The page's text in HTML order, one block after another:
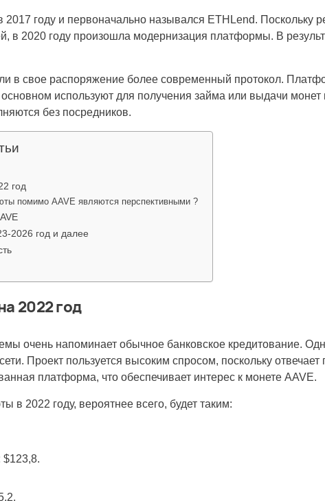
году и первоначально назывался ETHLend. Поскольку
в 2020 году произошла модернизация платформы. В
в свое распоряжение более современный протокол.
используют для получения займа или выдачи монет
без посредников.
год
помимо AAVE являются перспективными ?
2026 год и далее
2022 год
очень напоминает обычное банковское кредитование.
Проект пользуется высоким спросом, поскольку
платформа, что обеспечивает интерес к монете AAVE.
в 2022 году, вероятнее всего, будет таким:
$123,8.